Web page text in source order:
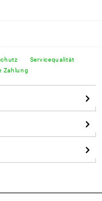
Zahlung
Servicequalität